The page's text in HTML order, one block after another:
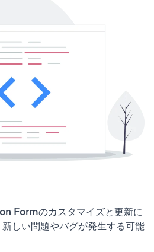
Formのカスタマイズと更新に
しい問題やバグが発生する可能